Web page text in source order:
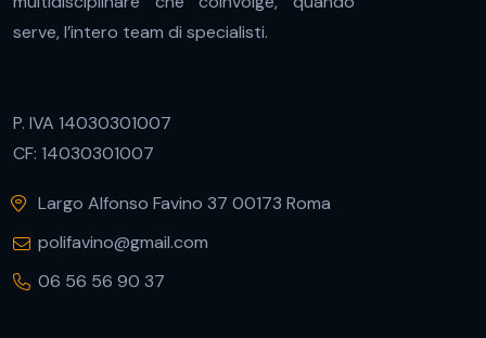
serve, l’intero team di specialisti.
P. IVA 14030301007
CF: 14030301007
Largo Alfonso Favino 37 00173 Roma
polifavino@gmail.com
06 56 56 90 37